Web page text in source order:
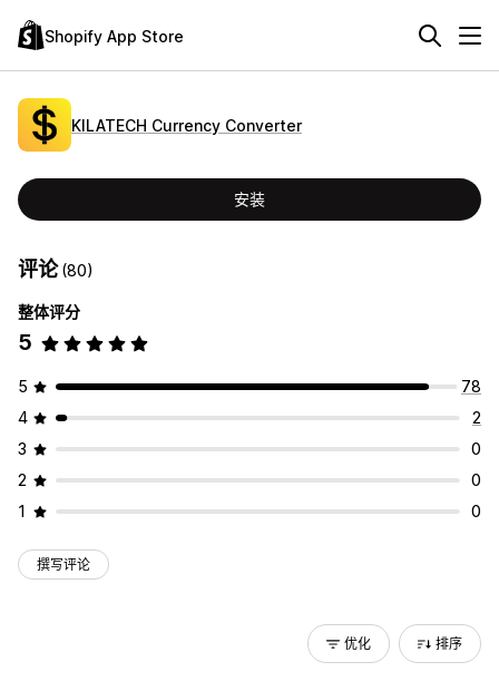
Shopify App Store
KILATECH Currency Converter
安装
评论(80)
整体评分
5
5
78
4
2
3
0
2
0
1
0
撰写评论
优化 排序